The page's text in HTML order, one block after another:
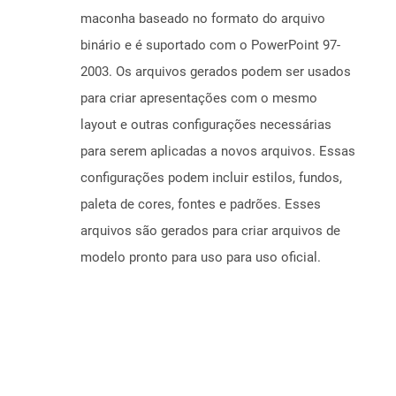
maconha baseado no formato do arquivo
binário e é suportado com o PowerPoint 97-
2003. Os arquivos gerados podem ser usados ​​
para criar apresentações com o mesmo
layout e outras configurações necessárias
para serem aplicadas a novos arquivos. Essas
configurações podem incluir estilos, fundos,
paleta de cores, fontes e padrões. Esses
arquivos são gerados para criar arquivos de
modelo pronto para uso para uso oficial.